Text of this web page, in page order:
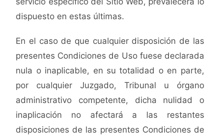
dispuesto en estas últimas.
En el caso de que cualquier disposición de las
presentes Condiciones de Uso fuese declarada
nula o inaplicable, en su totalidad o en parte,
por cualquier Juzgado, Tribunal u órgano
administrativo competente, dicha nulidad o
inaplicación no afectará a las restantes
disposiciones de las presentes Condiciones de